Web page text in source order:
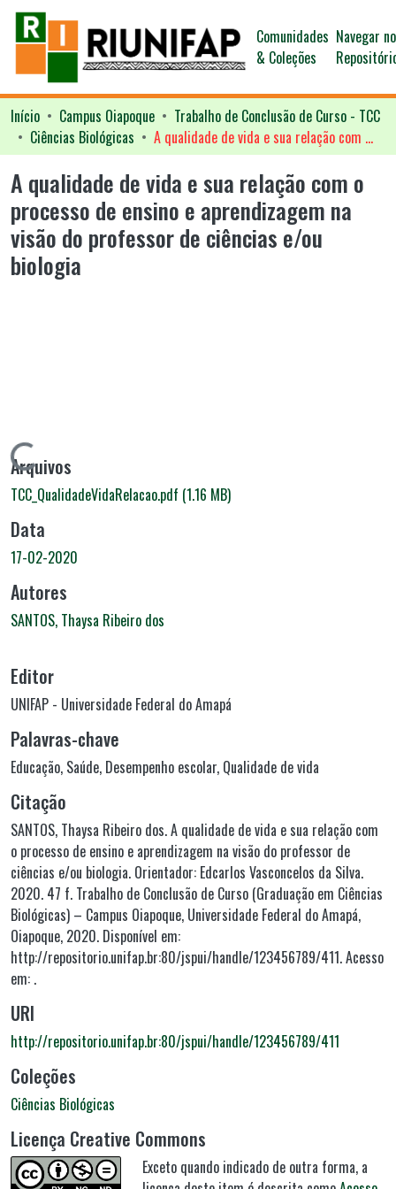
Comunidades
& Coleções
Navegar no
Início Campus Oiapoque
Trabalho de Conclusão de Curso - TCC
Ciências Biológicas
A qualidade de vida e sua relação com o processo de ensino e aprendizagem na visão do professor de ciências e/ou biologia
A qualidade de vida e sua relação com o
processo de ensino e aprendizagem na
visão do professor de ciências e/ou
biologia
Carregando...
Arquivos
TCC_QualidadeVidaRelacao.pdf (1.16 MB)
Data
17-02-2020
Autores
SANTOS, Thaysa Ribeiro dos
Editor
UNIFAP - Universidade Federal do Amapá
Palavras-chave
Educação, Saúde, Desempenho escolar, Qualidade de vida
Citação
SANTOS, Thaysa Ribeiro dos. A qualidade de vida e sua relação com
o processo de ensino e aprendizagem na visão do professor de
ciências e/ou biologia. Orientador: Edcarlos Vasconcelos da Silva.
2020. 47 f. Trabalho de Conclusão de Curso (Graduação em Ciências
Biológicas) – Campus Oiapoque, Universidade Federal do Amapá,
Oiapoque, 2020. Disponível em:
http://repositorio.unifap.br:80/jspui/handle/123456789/411. Acesso
em: .
URI
http://repositorio.unifap.br:80/jspui/handle/123456789/411
Coleções
Ciências Biológicas
Licença Creative Commons
Exceto quando indicado de outra forma, a